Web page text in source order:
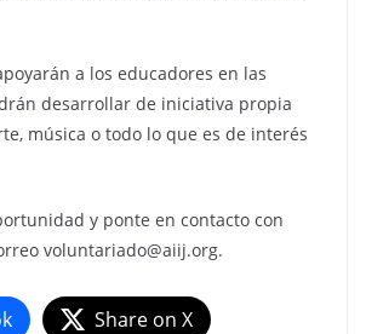
a los educadores en las
desarrollar de iniciativa propia
música o todo lo que es de interés
y ponte en contacto con
voluntariado@aiij.org.
Share on X